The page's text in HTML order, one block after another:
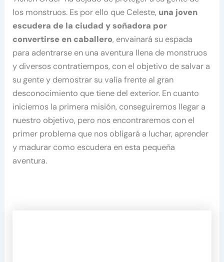
los monstruos. Es por ello que Celeste, una joven
escudera de la ciudad y soñadora por
convertirse en caballero, envainará su espada
para adentrarse en una aventura llena de monstruos
y diversos contratiempos, con el objetivo de salvar a
su gente y demostrar su valía frente al gran
desconocimiento que tiene del exterior. En cuanto
iniciemos la primera misión, conseguiremos llegar a
nuestro objetivo, pero nos encontraremos con el
primer problema que nos obligará a luchar, aprender
y madurar como escudera en esta pequeña
aventura.